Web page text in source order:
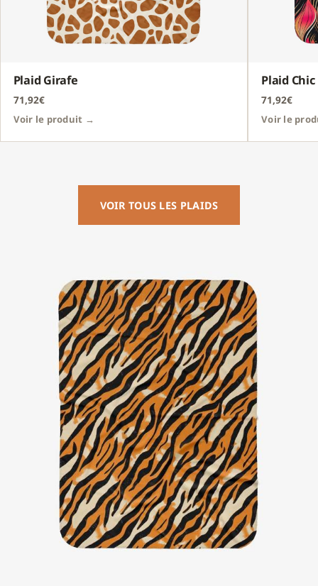
Plaid Girafe
71,92€
Voir le produit →
Plaid Chic
71,92€
Voir le
VOIR TOUS LES PLAIDS